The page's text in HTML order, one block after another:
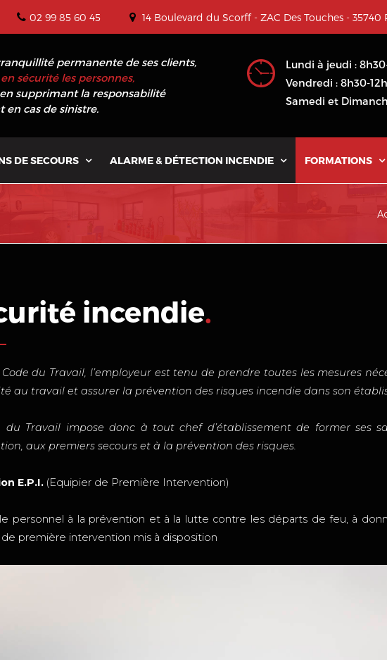
02 99 85 60 45 14 Boulevard du Scorff - ZAC Des Touches - 35740
permanente de ses clients,
sécurité les personnes,
supprimant la responsabilité
en cas de sinistre.
Lundi à jeudi :
Vendredi : 8h30-
Samedi et
DE SECOURS  ALARME & DÉTECTION INCENDIE  FORMATIONS 
incendie.
du Travail, l’employeur est tenu de prendre toutes les mesures
au travail et assurer la prévention des risques incendie dans son
du Travail impose donc à tout chef d’établissement de former ses
aux premiers secours et à la prévention des risques.
E.P.I. (Equipier de Première Intervention)
personnel à la prévention et à la lutte contre les départs de feu, à
première intervention mis à disposition